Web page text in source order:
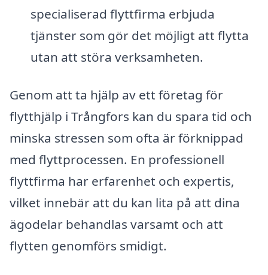
specialiserad flyttfirma erbjuda
tjänster som gör det möjligt att flytta
utan att störa verksamheten.
Genom att ta hjälp av ett företag för
flytthjälp i Trångfors kan du spara tid och
minska stressen som ofta är förknippad
med flyttprocessen. En professionell
flyttfirma har erfarenhet och expertis,
vilket innebär att du kan lita på att dina
ägodelar behandlas varsamt och att
flytten genomförs smidigt.